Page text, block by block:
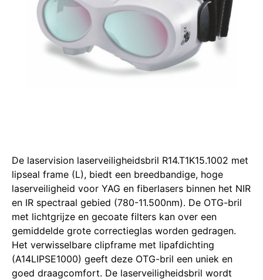
De laservision laserveiligheidsbril R14.T1K15.1002 met
lipseal frame (L), biedt een breedbandige, hoge
laserveiligheid voor YAG en fiberlasers binnen het NIR
en IR spectraal gebied (780-11.500nm). De OTG-bril
met lichtgrijze en gecoate filters kan over een
gemiddelde grote correctieglas worden gedragen.
Het verwisselbare clipframe met lipafdichting
(A14LIPSE1000) geeft deze OTG-bril een uniek en
goed draagcomfort. De laserveiligheidsbril wordt